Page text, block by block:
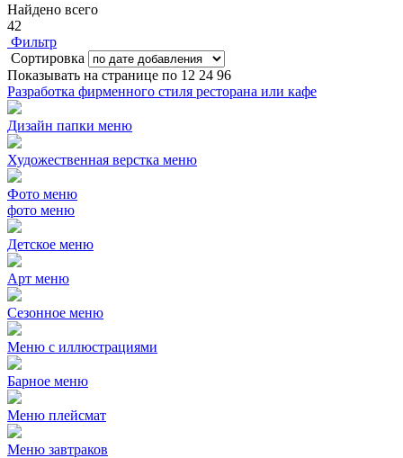
Найдено всего
42
Фильтр
Сортировка
Показывать на странице по 12 24 96
Разработка фирменного стиля ресторана или кафе
Дизайн папки меню
Художественная верстка меню
Фото меню
фото меню
Детское меню
Арт меню
Сезонное меню
Меню с иллюстрациями
Барное меню
Меню плейсмат
Меню завтраков